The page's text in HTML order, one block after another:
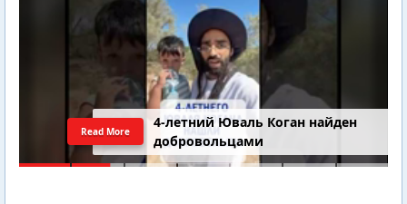
4-летний Юваль Коган найден
добровольцами
Read More